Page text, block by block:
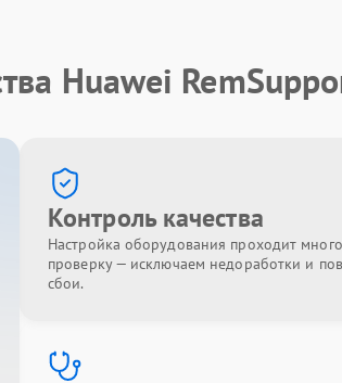
Huawei
Контроль качества
Настройка оборудования проходит
проверку — исключаем недоработки и
сбои.